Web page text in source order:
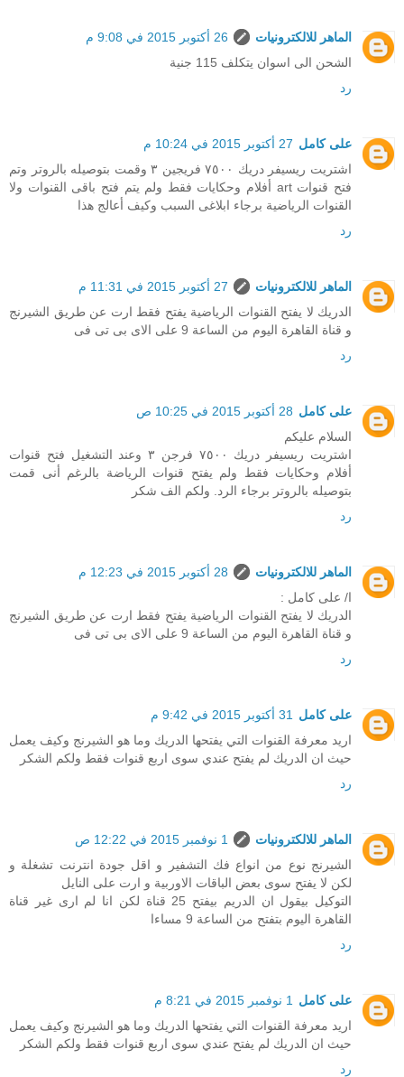
الماهر للالكترونيات
26 أكتوبر 2015 في 9:08 م
الشحن الى اسوان يتكلف 115 جنية
رد
على كامل 27 أكتوبر 2015 في 10:24 م
اشتريت ريسيفر دريك ٧٥٠٠ فريجين ٣ وقمت بتوصيله بالروتر وتم
فتح قنوات art أفلام وحكايات فقط ولم يتم فتح باقى القنوات ولا
القنوات الرياضية برجاء ابلاغى السبب وكيف أعالج هذا
رد
الماهر للالكترونيات
27 أكتوبر 2015 في 11:31 م
الدريك لا يفتح القنوات الرياضية يفتح فقط ارت عن طريق الشيرنج
و قناة القاهرة اليوم من الساعة 9 على الاى بى تى فى
رد
على كامل 28 أكتوبر 2015 في 10:25 ص
السلام عليكم
اشتريت ريسيفر دريك ٧٥٠٠ فرجن ٣ وعند التشغيل فتح قنوات
أفلام وحكايات فقط ولم يفتح قنوات الرياضة بالرغم أنى قمت
بتوصيله بالروتر برجاء الرد. ولكم الف شكر
رد
الماهر للالكترونيات
28 أكتوبر 2015 في 12:23 م
ا/ على كامل :
الدريك لا يفتح القنوات الرياضية يفتح فقط ارت عن طريق الشيرنج
و قناة القاهرة اليوم من الساعة 9 على الاى بى تى فى
رد
على كامل
31 أكتوبر 2015 في 9:42 م
اريد معرفة القنوات التي يفتحها الدريك وما هو الشيرنج وكيف يعمل
حيث ان الدريك لم يفتح عندي سوى اربع قنوات فقط ولكم الشكر
رد
الماهر للالكترونيات
1 نوفمبر 2015 في 12:22 ص
الشيرنج نوع من انواع فك التشفير و اقل جودة انترنت تشغلة و
لكن لا يفتح سوى بعض الباقات الاوربية و ارت على النايل
التوكيل بيقول ان الدريم بيفتح 25 قناة لكن انا لم ارى غير قناة
القاهرة اليوم بتفتح من الساعة 9 مساءا
رد
على كامل
1 نوفمبر 2015 في 8:21 م
اريد معرفة القنوات التي يفتحها الدريك وما هو الشيرنج وكيف يعمل
حيث ان الدريك لم يفتح عندي سوى اربع قنوات فقط ولكم الشكر
رد